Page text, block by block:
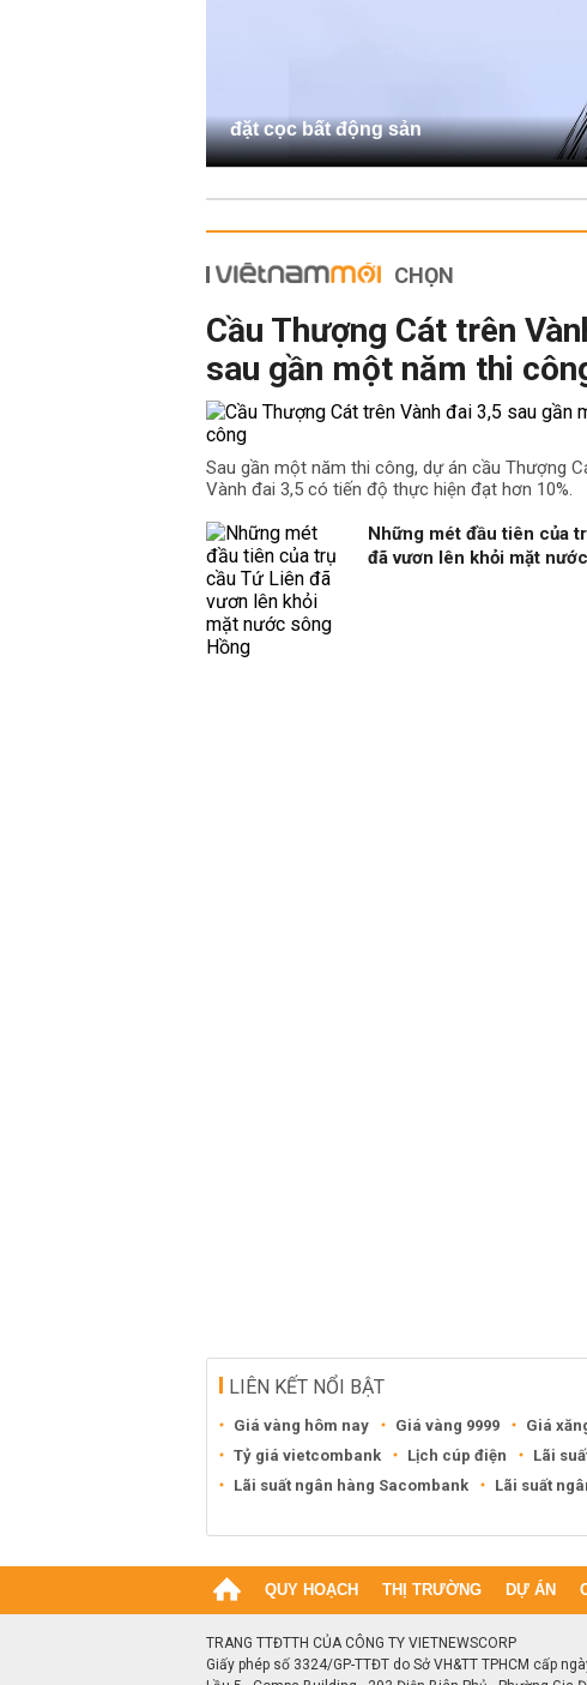
đặt cọc bất động sản
CHỌN
Cầu Thượng Cát trên
sau gần một năm thi
Sau gần một năm thi công, dự án cầu Thượng
Vành đai 3,5 có tiến độ thực hiện đạt hơn 10%.
Những mét đầu tiên của
đã vươn lên khỏi mặt
LIÊN KẾT NỔI BẬT
Giá vàng hôm nay Giá vàng 9999 Giá
Tỷ giá vietcombank
Lịch cúp điện Lãi
Lãi suất ngân hàng Sacombank
Lãi suất
QUY HOẠCH THỊ TRƯỜNG DỰ ÁN
TRANG TTĐTTH CỦA CÔNG TY VIETNEWSCORP
Giấy phép số 3324/GP-TTĐT do Sở VH&TT TPHCM cấp